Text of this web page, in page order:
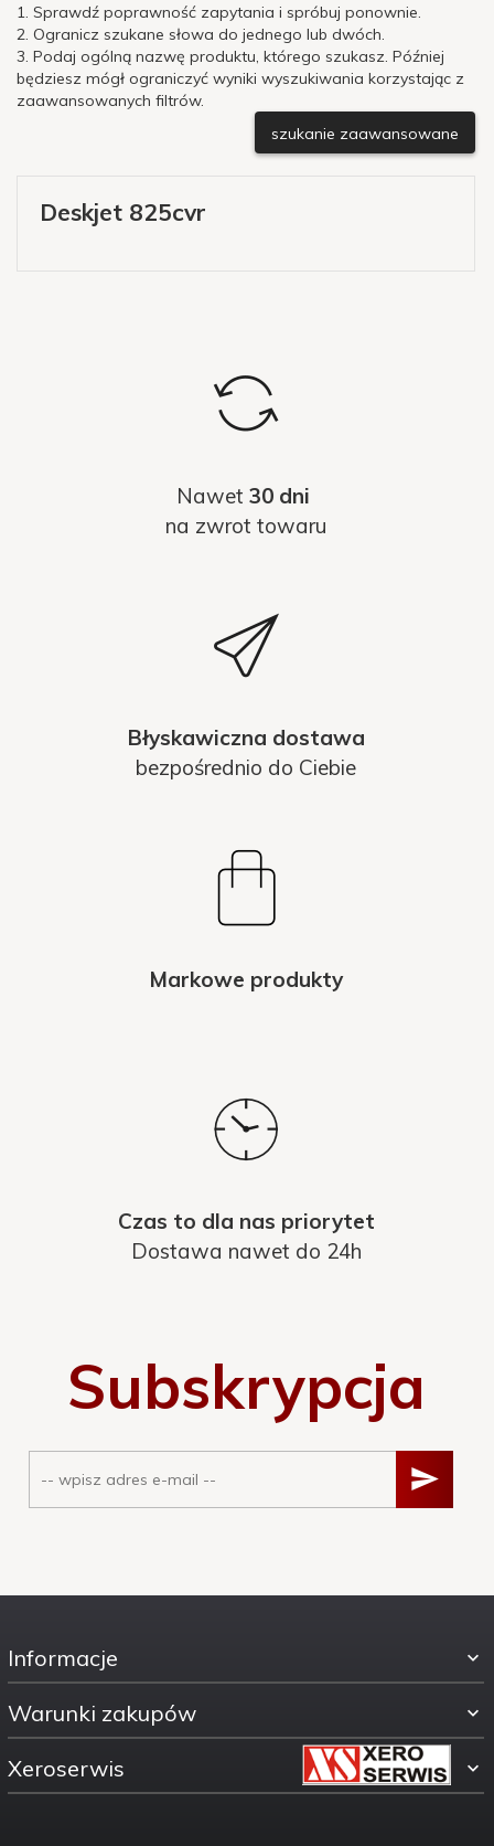
1. Sprawdź poprawność zapytania i spróbuj ponownie.
2. Ogranicz szukane słowa do jednego lub dwóch.
3. Podaj ogólną nazwę produktu, którego szukasz. Później
będziesz mógł ograniczyć wyniki wyszukiwania korzystając z
zaawansowanych filtrów.
szukanie zaawansowane
Deskjet 825cvr
Nawet 30 dni
na zwrot towaru
Błyskawiczna dostawa
bezpośrednio do Ciebie
Markowe produkty
Czas to dla nas priorytet
Dostawa nawet do 24h
Subskrypcja
Informacje
Warunki zakupów
Xeroserwis